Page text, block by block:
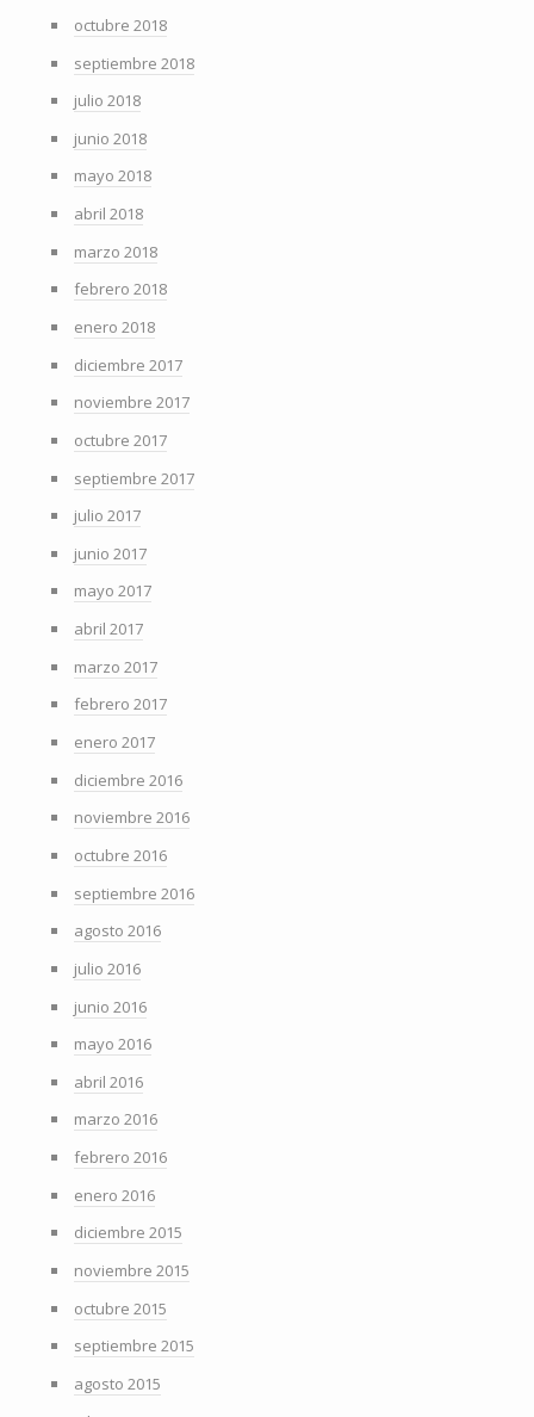
octubre 2018
septiembre 2018
julio 2018
junio 2018
mayo 2018
abril 2018
marzo 2018
febrero 2018
enero 2018
diciembre 2017
noviembre 2017
octubre 2017
septiembre 2017
julio 2017
junio 2017
mayo 2017
abril 2017
marzo 2017
febrero 2017
enero 2017
diciembre 2016
noviembre 2016
octubre 2016
septiembre 2016
agosto 2016
julio 2016
junio 2016
mayo 2016
abril 2016
marzo 2016
febrero 2016
enero 2016
diciembre 2015
noviembre 2015
octubre 2015
septiembre 2015
agosto 2015